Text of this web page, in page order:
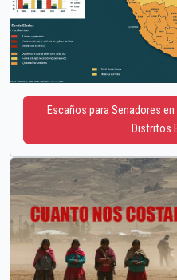
Escaños para Senadores
Distritos